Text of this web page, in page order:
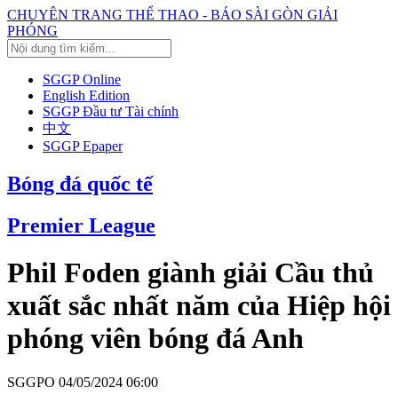
CHUYÊN TRANG THỂ THAO - BÁO SÀI GÒN GIẢI
PHÓNG
SGGP Online
English Edition
SGGP Đầu tư Tài chính
中文
SGGP Epaper
Bóng đá quốc tế
Premier League
Phil Foden giành giải Cầu thủ
xuất sắc nhất năm của Hiệp hội
phóng viên bóng đá Anh
SGGPO 04/05/2024 06:00